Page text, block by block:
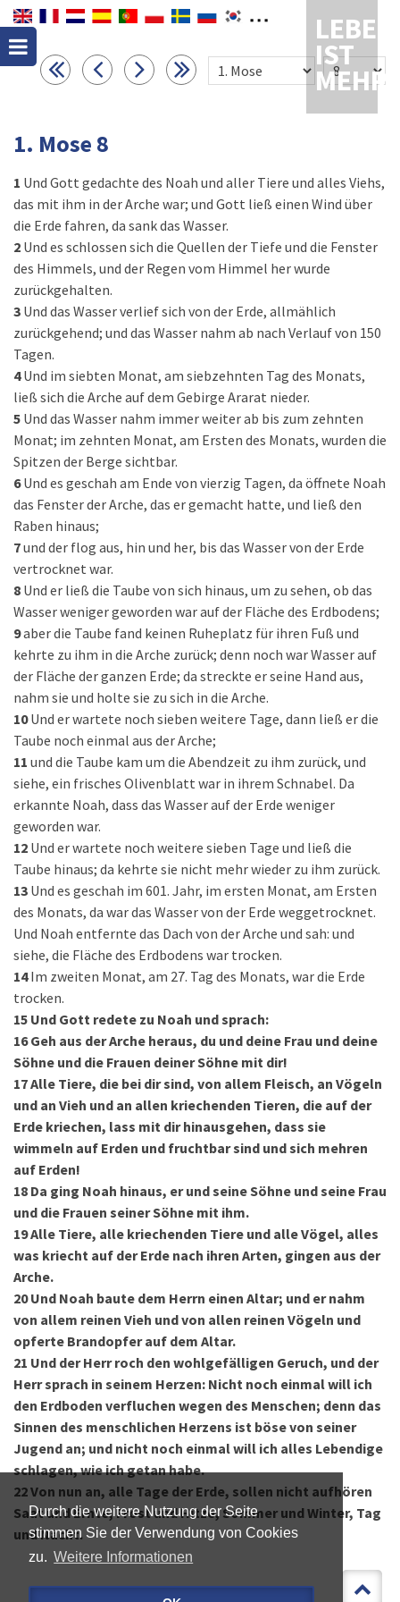
Durch die weitere Nutzung der Seite
stimmen Sie der Verwendung von Cookies
zu. Weitere Informationen
LEBEN
IST
MEHR
1. Mose 8
1 Und Gott gedachte des Noah und aller Tiere und alles Viehs,
das mit ihm in der Arche war; und Gott ließ einen Wind über
die Erde fahren, da sank das Wasser.
2 Und es schlossen sich die Quellen der Tiefe und die Fenster
des Himmels, und der Regen vom Himmel her wurde
zurückgehalten.
3 Und das Wasser verlief sich von der Erde, allmählich
zurückgehend; und das Wasser nahm ab nach Verlauf von 150
Tagen.
4 Und im siebten Monat, am siebzehnten Tag des Monats,
ließ sich die Arche auf dem Gebirge Ararat nieder.
5 Und das Wasser nahm immer weiter ab bis zum zehnten
Monat; im zehnten Monat, am Ersten des Monats, wurden die
Spitzen der Berge sichtbar.
6 Und es geschah am Ende von vierzig Tagen, da öffnete Noah
das Fenster der Arche, das er gemacht hatte, und ließ den
Raben hinaus;
7und der flog aus, hin und her, bis das Wasser von der Erde
vertrocknet war.
8 Und er ließ die Taube von sich hinaus, um zu sehen, ob das
Wasser weniger geworden war auf der Fläche des Erdbodens;
9aber die Taube fand keinen Ruheplatz für ihren Fuß und
kehrte zu ihm in die Arche zurück; denn noch war Wasser auf
der Fläche der ganzen Erde; da streckte er seine Hand aus,
nahm sie und holte sie zu sich in die Arche.
10 Und er wartete noch sieben weitere Tage, dann ließ er die
Taube noch einmal aus der Arche;
11 und die Taube kam um die Abendzeit zu ihm zurück, und
siehe, ein frisches Olivenblatt war in ihrem Schnabel. Da
erkannte Noah, dass das Wasser auf der Erde weniger
geworden war.
12 Und er wartete noch weitere sieben Tage und ließ die
Taube hinaus; da kehrte sie nicht mehr wieder zu ihm zurück.
13 Und es geschah im 601. Jahr, im ersten Monat, am Ersten
des Monats, da war das Wasser von der Erde weggetrocknet.
Und Noah entfernte das Dach von der Arche und sah: und
siehe, die Fläche des Erdbodens war trocken.
14 Im zweiten Monat, am 27. Tag des Monats, war die Erde
trocken.
15 Und Gott redete zu Noah und sprach:
16 Geh aus der Arche heraus, du und deine Frau und deine
Söhne und die Frauen deiner Söhne mit dir!
17Alle Tiere, die bei dir sind, von allem Fleisch, an Vögeln
und an Vieh und an allen kriechenden Tieren, die auf der
Erde kriechen, lass mit dir hinausgehen, dass sie
wimmeln auf Erden und fruchtbar sind und sich mehren
auf Erden!
18 Da ging Noah hinaus, er und seine Söhne und seine Frau
und die Frauen seiner Söhne mit ihm.
19Alle Tiere, alle kriechenden Tiere und alle Vögel, alles
was kriecht auf der Erde nach ihren Arten, gingen aus der
Arche.
20 Und Noah baute dem Herrn einen Altar; und er nahm
von allem reinen Vieh und von allen reinen Vögeln und
opferte Brandopfer auf dem Altar.
21 Und der Herr roch den wohlgefälligen Geruch, und der
Herr sprach in seinem Herzen: Nicht noch einmal will ich
den Erdboden verfluchen wegen des Menschen; denn das
Sinnen des menschlichen Herzens ist böse von seiner
Jugend an; und nicht noch einmal will ich alles Lebendige
schlagen, wie ich getan habe.
22Von nun an, alle Tage der Erde, sollen nicht aufhören
Saat und Ernte, Frost und Hitze, Sommer und Winter, Tag
und Nacht.